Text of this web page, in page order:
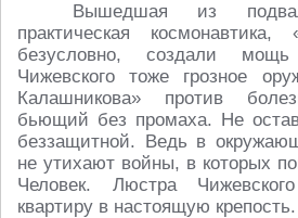
Вышедшая из
практическая
безусловно, создали
Чижевского тоже грозное
Калашникова» против
бьющий без промаха. Не
беззащитной. Ведь в
не утихают войны, в которых
Человек. Люстра
квартиру в настоящую крепость.